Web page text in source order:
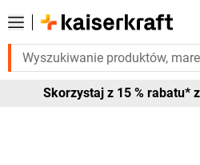
Potrzebujesz tego pilnie? Wybrane
Skorzystaj z 15 % rabatu*